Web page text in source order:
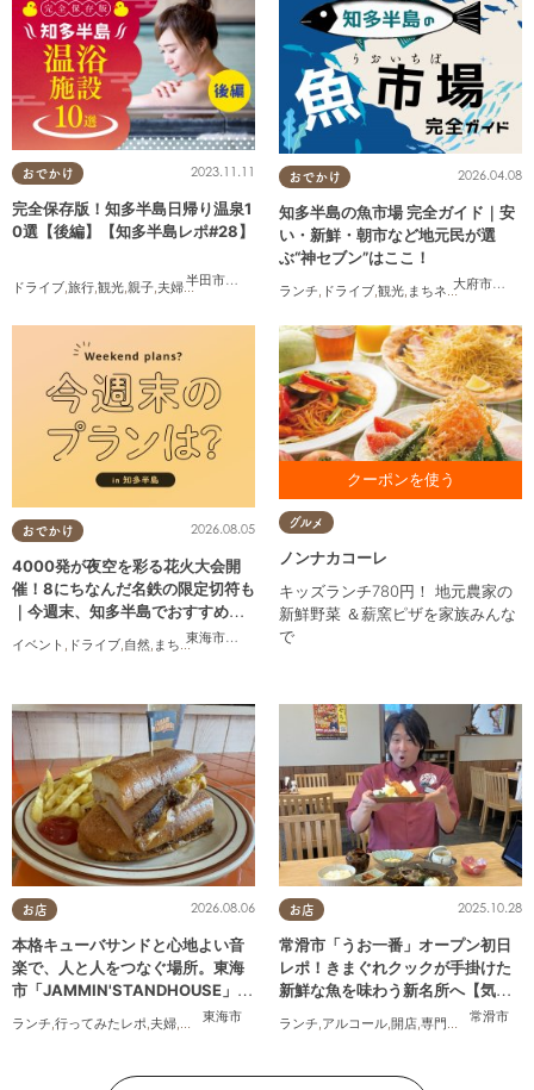
おでかけ
半田市
,常滑市
2023.11.11
完全保存版！知多半島日帰り温泉1
0選【後編】【知多半島レポ#28】
ドライブ 旅行 観光 親子 夫婦,家族,知多半島レポ
おでかけ
大府市
,半田
2026.04.08
知多半島の魚市場 完全ガイド｜安
い・新鮮・朝市など地元民が選
ぶ“神セブン”はここ！
ランチ, ドライブ,観光, まちネタ ,連載 家族
おでかけ
東海市
,大府市 東浦町
2026.08.05
4000発が夜空を彩る花火大会開
催！8にちなんだ名鉄の限定切符も
｜今週末、知多半島でおすすめの
プラン【8/8(土)・9(日)】
イベント , ドライブ,自然, まちネタ ,季節ネタ 親子
お食事をご利用の方に カタラ
ーナプレゼント ※1クーポンで
最大4名様まで対応
グルメ
ノンナカコーレ
キッズランチ780円！ 地元農家の
新鮮野菜 ＆薪窯ピザを家族みんな
で
お店
東海市
2026.08.06
本格キューバサンドと心地よい音
楽で、人と人をつなぐ場所。東海
市「JAMMIN'STANDHOUSE」に
行ってみた
ランチ,行ってみたレポ,夫婦,おひとりさま 友人
お店
常滑市
2025.10.28
常滑市「うお一番」オープン初日
レポ！きまぐれクックが手掛けた
新鮮な魚を味わう新名所へ【気に
なるリサーチ#31】
ランチ,アルコール,開店,専門店 気になる